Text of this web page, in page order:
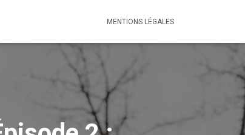
MENTIONS LÉGALES